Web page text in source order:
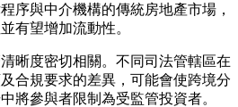
序與中介機構的傳統房地產市場，
有望增加流動性。
晰度密切相關。不同司法管轄區在
合規要求的差異，可能會使跨境分
將參與者限制為受監管投資者。